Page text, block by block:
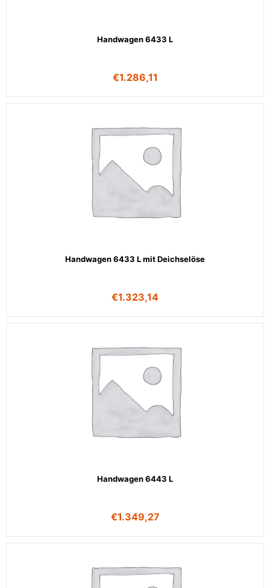
Handwagen 6433 L
€1.286,11
Handwagen 6433 L mit Deichselöse
€1.323,14
Handwagen 6443 L
€1.349,27